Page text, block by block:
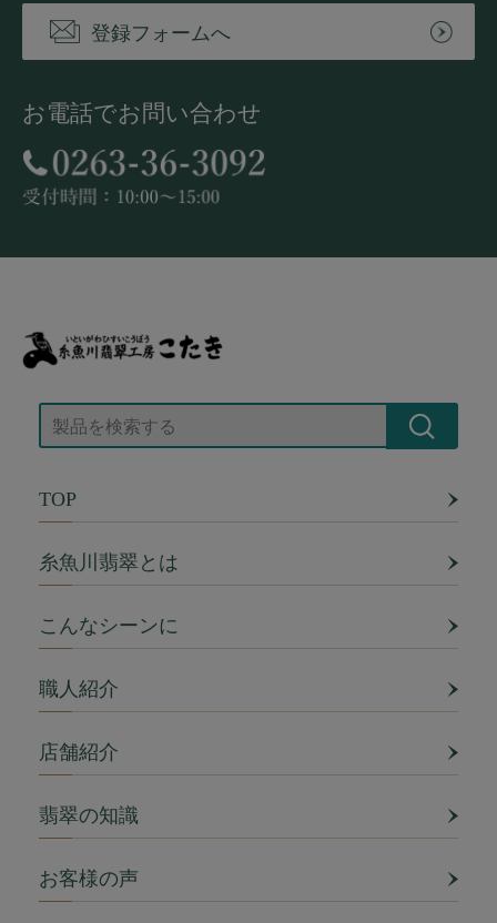
登録フォームへ
お電話でお問い合わせ
TOP
糸魚川翡翠とは
こんなシーンに
職人紹介
店舗紹介
翡翠の知識
お客様の声